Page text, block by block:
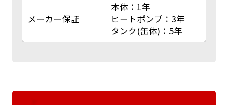
メーカー保証
本体：1年
ヒートポンプ：3年
タンク(缶体)：5年